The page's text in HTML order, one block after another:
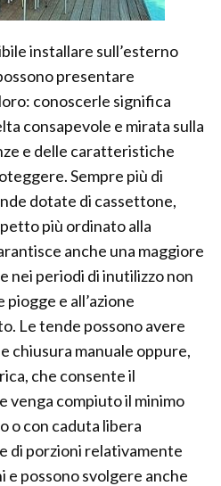
installare sull’esterno
presentare
conoscerle significa
consapevole e mirata sulla
e delle caratteristiche
Sempre più di
dotate di cassettone,
più ordinato alla
anche una maggiore
nei periodi di inutilizzo non
e all’azione
Le tende possono avere
chiusura manuale oppure,
che consente il
venga compiuto il minimo
o con caduta libera
di porzioni relativamente
e possono svolgere anche